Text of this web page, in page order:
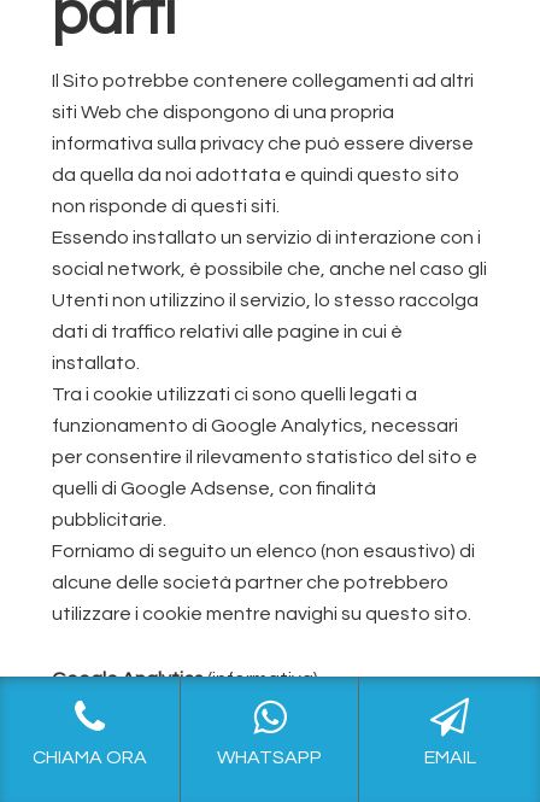
parti
Il Sito potrebbe contenere collegamenti ad altri
siti Web che dispongono di una propria
informativa sulla privacy che può essere diverse
da quella da noi adottata e quindi questo sito
non risponde di questi siti.
Essendo installato un servizio di interazione con i
social network, è possibile che, anche nel caso gli
Utenti non utilizzino il servizio, lo stesso raccolga
dati di traffico relativi alle pagine in cui è
installato.
Tra i cookie utilizzati ci sono quelli legati a
funzionamento di Google Analytics, necessari
per consentire il rilevamento statistico del sito e
quelli di Google Adsense, con finalità
pubblicitarie.
Forniamo di seguito un elenco (non esaustivo) di
alcune delle società partner che potrebbero
utilizzare i cookie mentre navighi su questo sito.
Google Analytics(informativa)
Google Analytics con IP anonimizzato (Google
CHIAMA ORA WHATSAPP EMAIL